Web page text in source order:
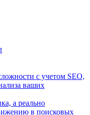
с учетом SEO,
ваших
а реально
в поисковых